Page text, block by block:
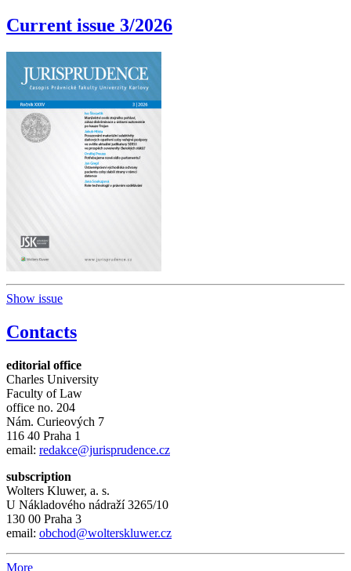
Current issue 3/2026
Show issue
Contacts
editorial office
Charles University
Faculty of Law
office no. 204
Nám. Curieových 7
116 40 Praha 1
email: redakce@jurisprudence.cz
subscription
Wolters Kluwer, a. s.
U Nákladového nádraží 3265/10
130 00 Praha 3
email: obchod@wolterskluwer.cz
More